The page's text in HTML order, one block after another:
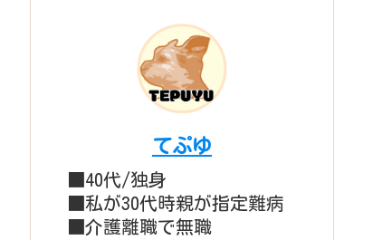
てぷゆ
■40代/独身
■私が30代時親が指定難病
■介護離職で無職